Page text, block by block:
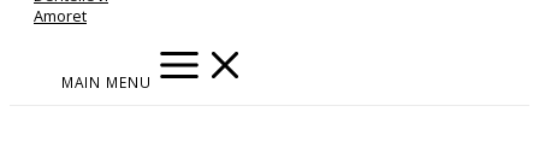
MAIN MENU